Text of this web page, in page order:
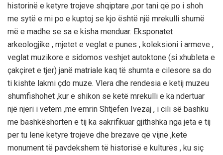
historinë e ketyre trojeve shqiptare ,por tani që po i shoh
me sytë e mi po e kuptoj se kjo është një mrekulli shumë
më e madhe se sa e kisha menduar. Eksponatet
arkeologjike , mjetet e veglat e punes , koleksioni i armeve ,
veglat muzikore e sidomos veshjet autoktone (si xhubleta e
çakçiret e tjer) janë matriale kaq të shumta e cilesore sa do
ti kishte lakmi çdo muze. Vlera dhe rendesia e ketij muzeu
shumfishohet ,kur e shikon se ketë mrekulli e ka ndertuar
një njeri i vetem ,me emrin Shtjefen Ivezaj , i cili së bashku
me bashkëshorten e tij ka sakrifikuar gjithshka nga jeta e tij
per tu lenë ketyre trojeve dhe brezave që vijnë ,ketë
monument të pavdekshem të historisë e kulturës , ku siç